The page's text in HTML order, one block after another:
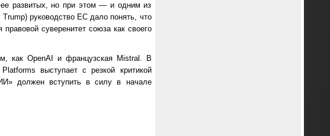
развитых, но при этом — и одним из
руководство ЕС дало понять, что
суверенитет союза как своего
как OpenAI и французская Mistral. В
Platforms выступает с резкой критикой
должен вступить в силу в начале